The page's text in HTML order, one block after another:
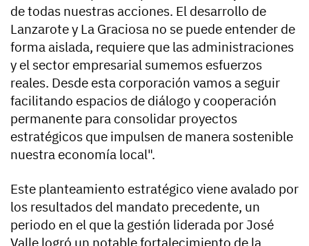
de todas nuestras acciones. El desarrollo de
Lanzarote y La Graciosa no se puede entender de
forma aislada, requiere que las administraciones
y el sector empresarial sumemos esfuerzos
reales. Desde esta corporación vamos a seguir
facilitando espacios de diálogo y cooperación
permanente para consolidar proyectos
estratégicos que impulsen de manera sostenible
nuestra economía local".
Este planteamiento estratégico viene avalado por
los resultados del mandato precedente, un
periodo en el que la gestión liderada por José
Valle logró un notable fortalecimiento de la